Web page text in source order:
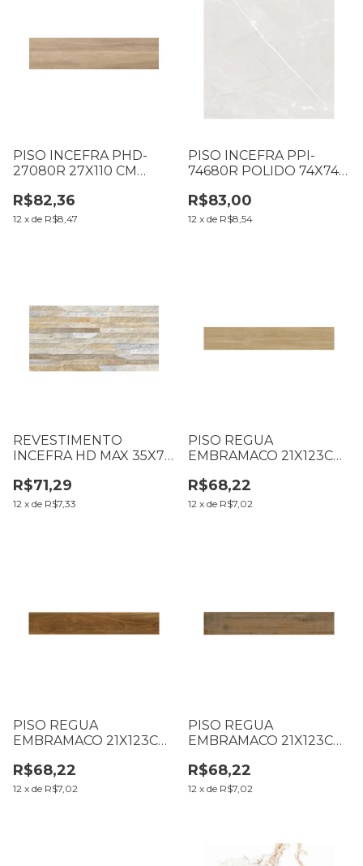
PISO INCEFRA PHD-
27080R 27X110 CM
R$82,36
12 x de R$8,47
PISO INCEFRA PPI-
74680R POLIDO 74X74
(002.26.11)
R$83,00
12 x de R$8,54
REVESTIMENTO
INCEFRA HD MAX 35X70
CX2,65M2 004.26.10
R$71,29
12 x de R$7,33
PISO REGUA
EMBRAMACO 21X123CM
RT11001 CX1,80M2 (B6
T69 L0029)
R$68,22
12 x de R$7,02
PISO REGUA
EMBRAMACO 21X123CM
CX1,80M2 (B6 T69
L0023)
R$68,22
12 x de R$7,02
PISO REGUA
EMBRAMACO 21X123CM
RT11007 CX1,80M2 (B6
T71 L0041)
R$68,22
12 x de R$7,02